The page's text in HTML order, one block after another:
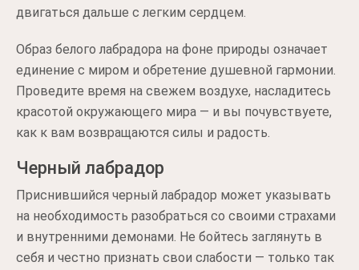
двигаться дальше с легким сердцем.
Образ белого лабрадора на фоне природы означает
единение с миром и обретение душевной гармонии.
Проведите время на свежем воздухе, насладитесь
красотой окружающего мира — и вы почувствуете,
как к вам возвращаются силы и радость.
Черный лабрадор
Приснившийся черный лабрадор может указывать
на необходимость разобраться со своими страхами
и внутренними демонами. Не бойтесь заглянуть в
себя и честно признать свои слабости — только так